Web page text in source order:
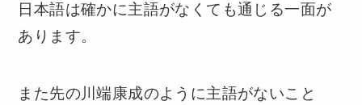
日本語は確かに主語がなくても通じる一面が
あります。
また先の川端康成のように主語がないこと